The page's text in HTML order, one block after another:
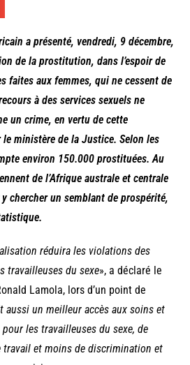
a présenté, vendredi, 9 décembre,
de la prostitution, dans l’espoir de
faites aux femmes, qui ne cessent de
à des services sexuels ne
un crime, en vertu de cette
ministère de la Justice. Selon les
environ 150.000 prostituées. Au
de l’Afrique australe et centrale
y chercher un semblant de prospérité,
réduira les violations des
travailleuses du sexe», a déclaré le
Lamola, lors d’un point de
aussi un meilleur accès aux soins et
les travailleuses du sexe, de
et moins de discrimination et